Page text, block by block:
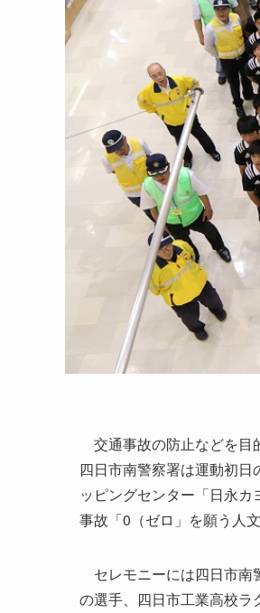
交通事故の防止などを目
四日市南警察署は運動初
ッピングセンター「日永
事故「0（ゼロ」を願う人
セレモニーには四日市南
の選手、四日市工業高校